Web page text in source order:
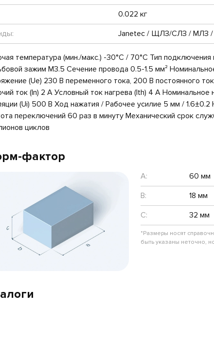
0.022 кг
Janetec / ЩЛЗ/СЛЗ / МЛЗ
температура (мин./макс.) -30°C / 70°C Тип подключения
зажим M3.5 Сечение провода 0.5-1.5 мм²
(Ue) 230 В переменного тока, 200 В постоянного
ток (In) 2 А Условный ток нагрева (Ith) 4 А Номинальное
(Ui) 500 В Ход нажатия / Рабочее усилие 5 мм / 1.6±0.2
переключений 60 раз в минуту Механический срок
циклов
фактор
A:
60 мм
B:
18 мм
C:
32 мм
*Размеры носят
быть указаны неточно,